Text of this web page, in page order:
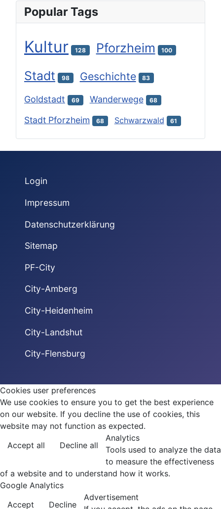
Popular Tags
Kultur 128 Pforzheim 100
Stadt 98 Geschichte 83
Goldstadt 69 Wanderwege 68
Stadt Pforzheim 68 Schwarzwald 61
Login
Impressum
Datenschutzerklärung
Sitemap
PF-City
City-Amberg
City-Heidenheim
City-Landshut
City-Flensburg
Cookies user preferences
We use cookies to ensure you to get the best experience
on our website. If you decline the use of cookies, this
website may not function as expected.
Accept all
Decline all
Analytics
Tools used to analyze the data
to measure the effectiveness
of a website and to understand how it works.
Google Analytics
Accept
Decline
Advertisement